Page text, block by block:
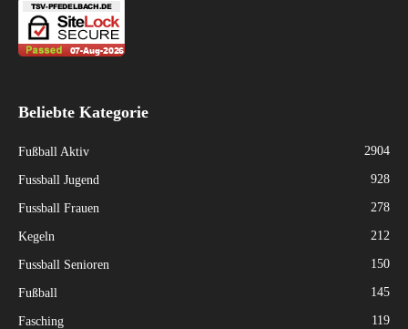
Beliebte Kategorie
Fußball Aktiv 2904
Fussball Jugend 928
Fussball Frauen 278
Kegeln 212
Fussball Senioren 150
Fußball 145
Fasching 119